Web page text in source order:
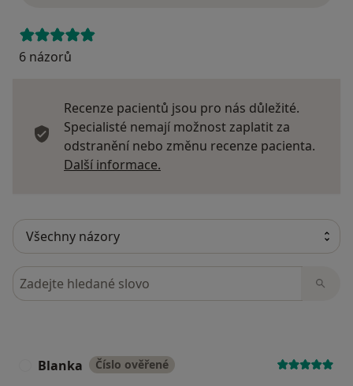
6 názorů
Recenze pacientů jsou pro nás důležité.
Specialisté nemají možnost zaplatit za
odstranění nebo změnu recenze pacienta.
Další informace.
Hledejte v názorech
Blanka Číslo ověřené